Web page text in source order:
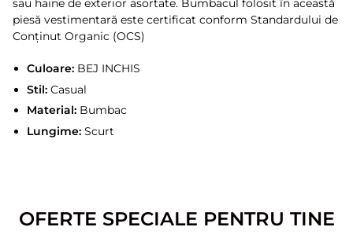
sau haine de exterior asortate. Bumbacul folosit în această
piesă vestimentară este certificat conform Standardului de
Conținut Organic (OCS)
Culoare:BEJ INCHIS
Stil:Casual
Material:Bumbac
Lungime:Scurt
OFERTE SPECIALE PENTRU TINE